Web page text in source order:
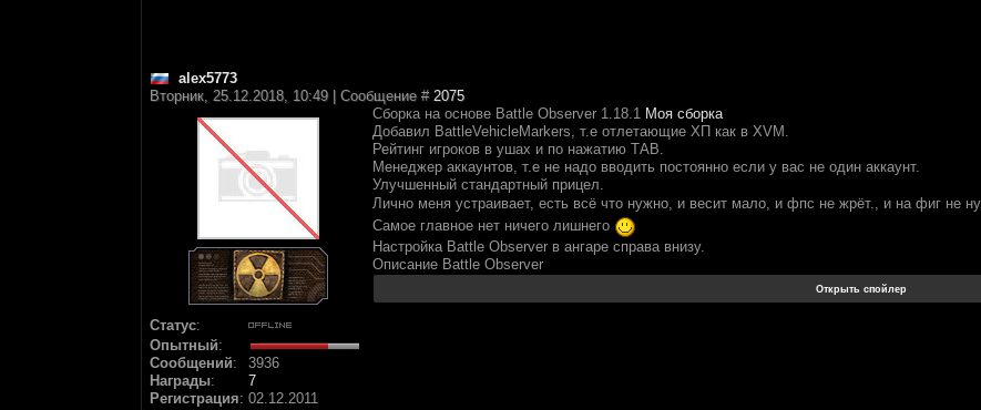
alex5773
Вторник, 25.12.2018, 10:49 | Сообщение # 2075
Статус:
Опытный:
Сообщений:
3936
Награды:
7
Регистрация: 02.12.2011
Сборка на основе Battle Observer 1.18.1 Моя сборка
Добавил BattleVehicleMarkers, т.е отлетающие ХП как в XVM.
Рейтинг игроков в ушах и по нажатию ТАВ.
Менеджер аккаунтов, т.е не надо вводить постоянно если у вас не один аккаунт.
Улучшенный стандартный прицел.
Лично меня устраивает, есть всё что нужно, и весит мало, и фпс не жрёт., и на фиг не
Самое главное нет ничего лишнего
Настройка Battle Observer в ангаре справа внизу.
Описание Battle Observer